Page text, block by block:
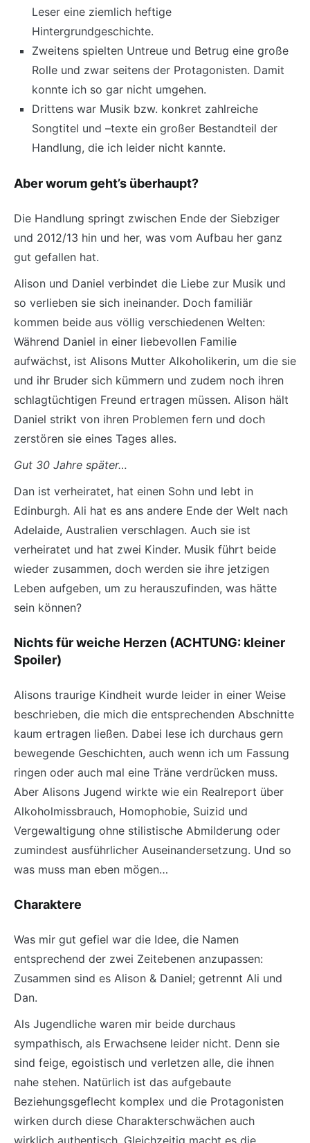
Leser eine ziemlich heftige
Hintergrundgeschichte.
Zweitens spielten Untreue und Betrug eine große
Rolle und zwar seitens der Protagonisten. Damit
konnte ich so gar nicht umgehen.
Drittens war Musik bzw. konkret zahlreiche
Songtitel und –texte ein großer Bestandteil der
Handlung, die ich leider nicht kannte.
Aber worum geht’s überhaupt?
Die Handlung springt zwischen Ende der Siebziger
und 2012/13 hin und her, was vom Aufbau her ganz
gut gefallen hat.
Alison und Daniel verbindet die Liebe zur Musik und
so verlieben sie sich ineinander. Doch familiär
kommen beide aus völlig verschiedenen Welten:
Während Daniel in einer liebevollen Familie
aufwächst, ist Alisons Mutter Alkoholikerin, um die sie
und ihr Bruder sich kümmern und zudem noch ihren
schlagtüchtigen Freund ertragen müssen. Alison hält
Daniel strikt von ihren Problemen fern und doch
zerstören sie eines Tages alles.
Gut 30 Jahre später…
Dan ist verheiratet, hat einen Sohn und lebt in
Edinburgh. Ali hat es ans andere Ende der Welt nach
Adelaide, Australien verschlagen. Auch sie ist
verheiratet und hat zwei Kinder. Musik führt beide
wieder zusammen, doch werden sie ihre jetzigen
Leben aufgeben, um zu herauszufinden, was hätte
sein können?
Nichts für weiche Herzen (ACHTUNG: kleiner
Spoiler)
Alisons traurige Kindheit wurde leider in einer Weise
beschrieben, die mich die entsprechenden Abschnitte
kaum ertragen ließen. Dabei lese ich durchaus gern
bewegende Geschichten, auch wenn ich um Fassung
ringen oder auch mal eine Träne verdrücken muss.
Aber Alisons Jugend wirkte wie ein Realreport über
Alkoholmissbrauch, Homophobie, Suizid und
Vergewaltigung ohne stilistische Abmilderung oder
zumindest ausführlicher Auseinandersetzung. Und so
was muss man eben mögen…
Charaktere
Was mir gut gefiel war die Idee, die Namen
entsprechend der zwei Zeitebenen anzupassen:
Zusammen sind es Alison & Daniel; getrennt Ali und
Dan.
Als Jugendliche waren mir beide durchaus
sympathisch, als Erwachsene leider nicht. Denn sie
sind feige, egoistisch und verletzen alle, die ihnen
nahe stehen. Natürlich ist das aufgebaute
Beziehungsgeflecht komplex und die Protagonisten
wirken durch diese Charakterschwächen auch